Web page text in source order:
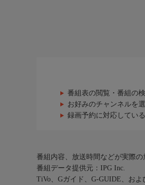
番組表の閲覧・番組の
お好みのチャンネルを
録画予約に対応してい
番組内容、放送時間などが実際
番組データ提供元：IPG Inc.
TiVo、Gガイド、G-GUIDE、お